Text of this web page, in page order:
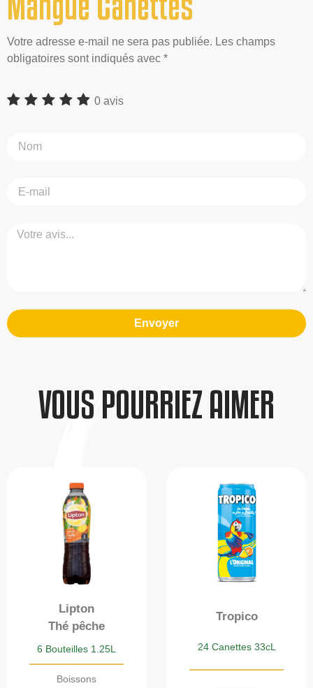
Votre adresse e-mail ne sera pas publiée. Les champs
obligatoires sont indiqués avec *
0 avis
Envoyer
VOUS POURRIEZ AIMER
Lipton
Thé pêche
6 Bouteilles 1.25L
Boissons
Tropico
24 Canettes 33cL